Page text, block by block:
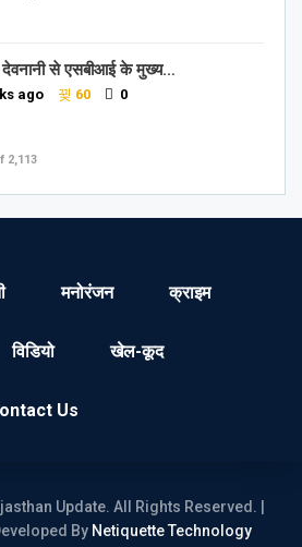
देवनानी से एसबीआई के मुख्य…
ago 60 0
2,113
मनोरंजन क्राइम
विडियो खेल-कूद
Us
Update. All Rights Reserved. |
By Netiquette Technology